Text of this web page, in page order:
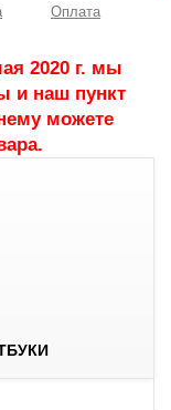
Оплата
2020 г. мы
и наш пункт
можете